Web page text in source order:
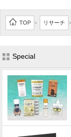
TOP > リサーチ >
Special